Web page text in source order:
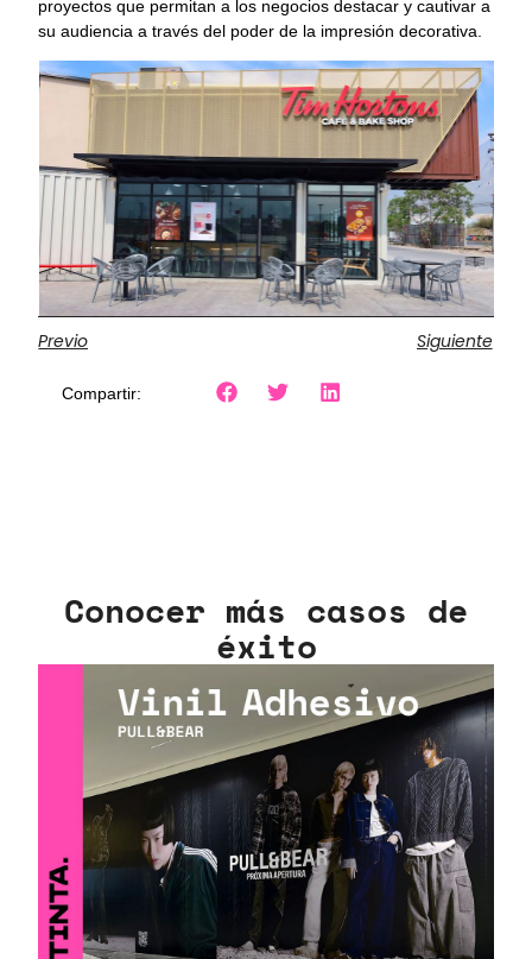
proyectos que permitan a los negocios destacar y cautivar a
su audiencia a través del poder de la impresión decorativa.
Previo Siguiente
Compartir:
Conocer más casos de
éxito